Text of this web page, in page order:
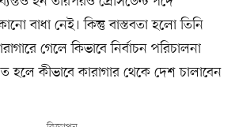
বাধা নেই। কিন্তু বাস্তবতা হলো তিনি
গেলে কিভাবে নির্বাচন পরিচালনা
হলে কীভাবে কারাগার থেকে দেশ চালাবেন